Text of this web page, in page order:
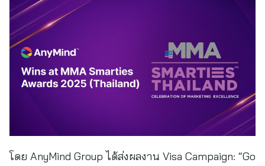
โดย AnyMind Group ได้ส่งผลงาน Visa Campaign: “Go